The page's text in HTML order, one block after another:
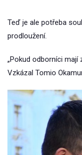
Teď je ale potřeba
prodloužení.
„Pokud odborníci mají
Vzkázal Tomio